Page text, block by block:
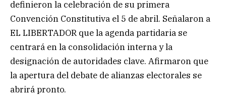
definieron la celebración de su primera
Convención Constitutiva el 5 de abril. Señalaron a
EL LIBERTADOR que la agenda partidaria se
centrará en la consolidación interna y la
designación de autoridades clave. Afirmaron que
la apertura del debate de alianzas electorales se
abrirá pronto.